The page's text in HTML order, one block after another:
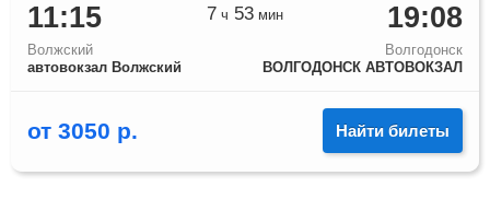
11:15
Волжский
автовокзал Волжский
19:08
Волгодонск
ВОЛГОДОНСК АВТОВОКЗАЛ
7 ч 53 мин
от 3050 р. Найти билеты